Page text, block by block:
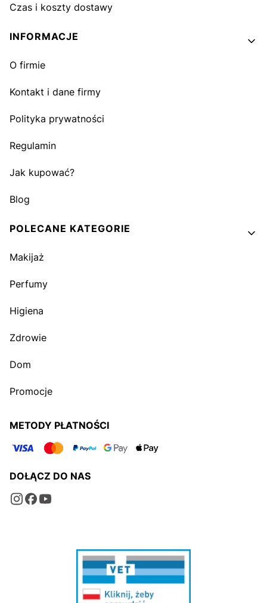
Czas i koszty dostawy
INFORMACJE
O firmie
Kontakt i dane firmy
Polityka prywatności
Regulamin
Jak kupować?
Blog
POLECANE KATEGORIE
Makijaż
Perfumy
Higiena
Zdrowie
Dom
Promocje
METODY PŁATNOŚCI
DOŁĄCZ DO NAS